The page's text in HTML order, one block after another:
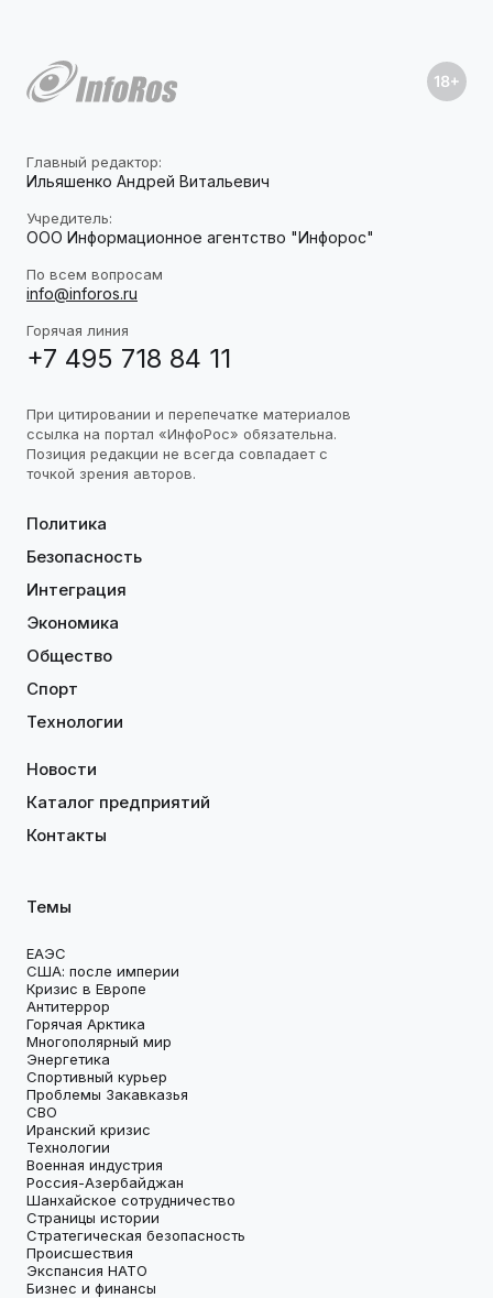
Главный редактор:
Ильяшенко Андрей Витальевич
Учредитель:
ООО Информационное агентство "Инфорос"
По всем вопросам
info@inforos.ru
Горячая линия
+7 495 718 84 11
При цитировании и перепечатке материалов
ссылка на портал «ИнфоРос» обязательна.
Позиция редакции не всегда совпадает с
точкой зрения авторов.
Политика
Безопасность
Интеграция
Экономика
Общество
Спорт
Технологии
Новости
Каталог предприятий
Контакты
Темы
ЕАЭС
США: после империи
Кризис в Европе
Антитеррор
Горячая Арктика
Многополярный мир
Энергетика
Спортивный курьер
Проблемы Закавказья
СВО
Иранский кризис
Технологии
Военная индустрия
Россия-Азербайджан
Шанхайское сотрудничество
Страницы истории
Стратегическая безопасность
Происшествия
Экспансия НАТО
Бизнес и финансы